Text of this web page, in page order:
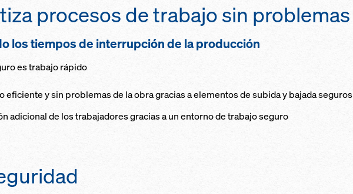
procesos de trabajo sin problemas
los tiempos de interrupción de la producción
es trabajo rápido
eficiente y sin problemas de la obra gracias a elementos de subida y bajada seguros
adicional de los trabajadores gracias a un entorno de trabajo seguro